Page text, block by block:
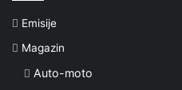
Emisije
Magazin
Auto-moto